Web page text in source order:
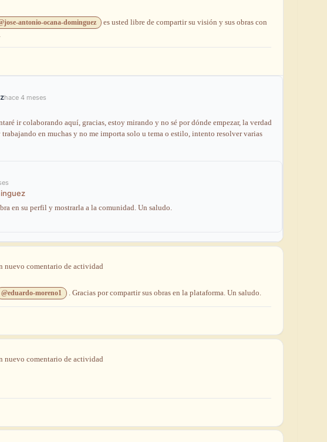
antonio-ocana-dominguez
es usted libre de compartir su visión y sus obras con
hace 4 meses
ircolaborando aquí, gracias, estoy mirando y no sé pordónde empezar, la verdad
trabajando en muchas y no me importa solo u tema o estilo, intento resolvervarias
en su perfil y mostrarla a la comunidad. Un saludo.
nuevo comentario de actividad
@eduardo-moreno1 . Gracias por compartir sus obras en la plataforma. Un saludo.
nuevo comentario de actividad